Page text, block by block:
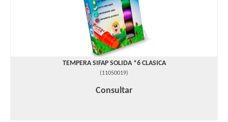
TEMPERA SIFAP SOLIDA *6 CLASICA
(11050019)
Consultar